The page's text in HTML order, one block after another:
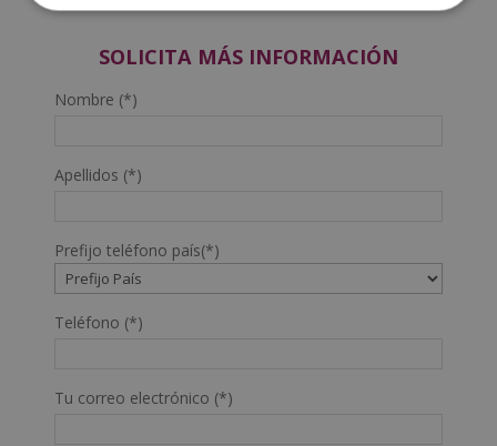
SOLICITA MÁS INFORMACIÓN
Nombre (*)
Apellidos (*)
Prefijo teléfono país(*)
Teléfono (*)
Tu correo electrónico (*)